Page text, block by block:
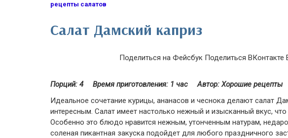
рецепты салатов
Салат Дамский каприз
Поделиться на Фейсбук Поделиться ВКонтакте
Порций: 4 Время приготовления: 1 час
Автор: Хорошие рецепты
Идеальное сочетание курицы, ананасов и чеснока делают салат
интересным. Салат имеет настолько нежный и изысканный вкус,
Особенно это блюдо нравится нежным, утонченным натурам,
соленая пикантная закуска подойдет для любого праздничного